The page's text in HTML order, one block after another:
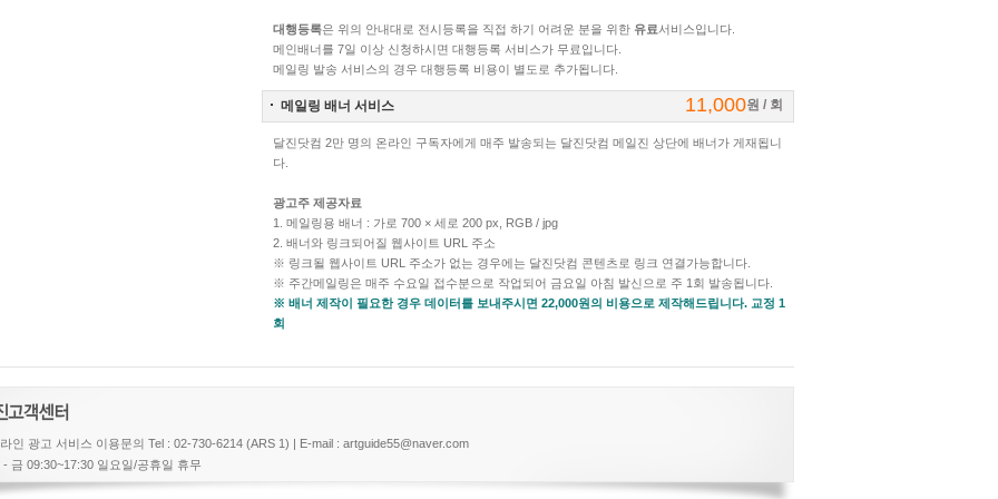
대행등록은 위의 안내대로 전시등록을 직접 하기 어려운 분을 위한 유료서비스입니다.
메인배너를 7일 이상 신청하시면 대행등록 서비스가 무료입니다.
메일링 발송 서비스의 경우 대행등록 비용이 별도로 추가됩니다.
메일링 배너 서비스 11,000원 / 회
달진닷컴 2만 명의 온라인 구독자에게 매주 발송되는 달진닷컴 메일진 상단에 배너가 게재됩니
다.
광고주 제공자료
1. 메일링용 배너 : 가로 700 × 세로 200 px, RGB / jpg
2. 배너와 링크되어질 웹사이트 URL 주소
※ 링크될 웹사이트 URL 주소가 없는 경우에는 달진닷컴 콘텐츠로 링크 연결가능합니다.
※ 주간메일링은 매주 수요일 접수분으로 작업되어 금요일 아침 발신으로 주 1회 발송됩니다.
※ 배너 제작이 필요한 경우 데이터를 보내주시면 22,000원의 비용으로 제작해드립니다. 교정 1
회
인 광고 서비스 이용문의 Tel : 02-730-6214 (ARS 1) | E-mail : artguide55@naver.com
- 금 09:30~17:30 일요일/공휴일 휴무